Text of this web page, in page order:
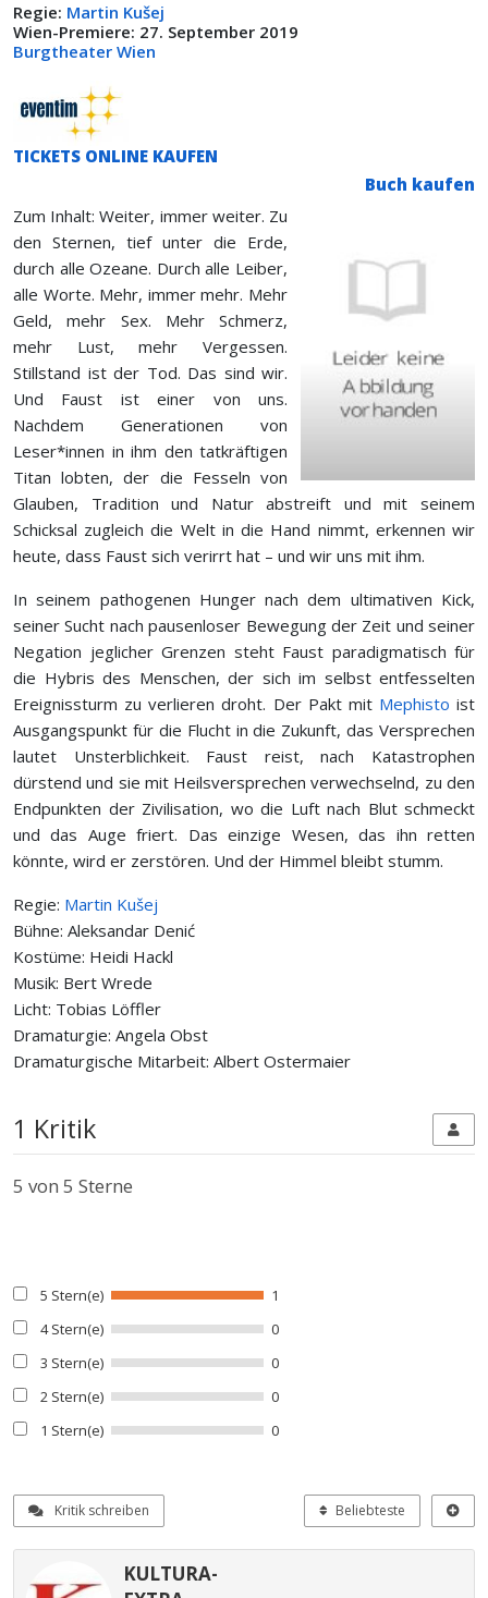
Regie: Martin Kušej
Wien-Premiere: 27. September 2019
Burgtheater Wien
TICKETS ONLINE KAUFEN
Buch kaufen
Zum Inhalt: Weiter, immer weiter. Zu
den Sternen, tief unter die Erde,
durch alle Ozeane. Durch alle Leiber,
alle Worte. Mehr, immer mehr. Mehr
Geld, mehr Sex. Mehr Schmerz,
mehr Lust, mehr Vergessen.
Stillstand ist der Tod. Das sind wir.
Und Faust ist einer von uns.
Nachdem Generationen von
Leser*innen in ihm den tatkräftigen
Titan lobten, der die Fesseln von
Glauben, Tradition und Natur abstreift und mit seinem
Schicksal zugleich die Welt in die Hand nimmt, erkennen wir
heute, dass Faust sich verirrt hat – und wir uns mit ihm.
In seinem pathogenen Hunger nach dem ultimativen Kick,
seiner Sucht nach pausenloser Bewegung der Zeit und seiner
Negation jeglicher Grenzen steht Faust paradigmatisch für
die Hybris des Menschen, der sich im selbst entfesselten
Ereignissturm zu verlieren droht. Der Pakt mit Mephisto ist
Ausgangspunkt für die Flucht in die Zukunft, das Versprechen
lautet Unsterblichkeit. Faust reist, nach Katastrophen
dürstend und sie mit Heilsversprechen verwechselnd, zu den
Endpunkten der Zivilisation, wo die Luft nach Blut schmeckt
und das Auge friert. Das einzige Wesen, das ihn retten
könnte, wird er zerstören. Und der Himmel bleibt stumm.
Regie: Martin Kušej
Bühne: Aleksandar Denić
Kostüme: Heidi Hackl
Musik: Bert Wrede
Licht: Tobias Löffler
Dramaturgie: Angela Obst
Dramaturgische Mitarbeit: Albert Ostermaier
1 Kritik
5 von 5 Sterne
5 Stern(e)
1
4 Stern(e)
0
3 Stern(e)
0
2 Stern(e)
0
1 Stern(e)
0
Kritik schreiben Beliebteste
KULTURA-